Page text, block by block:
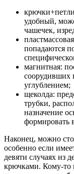
удобный,
чашечек,
попадаются
магнитная:
соорудивших
углублением;
щеколда:
трубки,
назначение
формировать
Наконец, можно
особенно если
девяти случаях из
крючками. Кому-то